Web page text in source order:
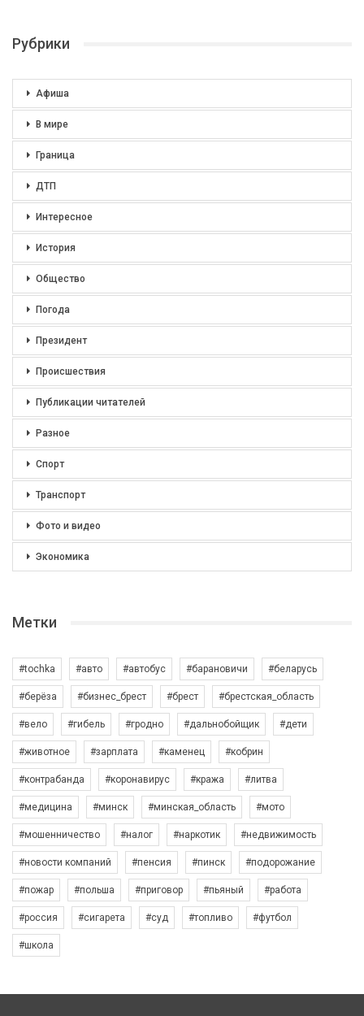
Рубрики
Афиша
В мире
Граница
ДТП
Интересное
История
Общество
Погода
Президент
Происшествия
Публикации читателей
Разное
Спорт
Транспорт
Фото и видео
Экономика
Метки
#tochka #авто #автобус #барановичи #беларусь
#берёза #бизнес_брест #брест #брестская_область
#вело #гибель #гродно #дальнобойщик #дети
#животное #зарплата #каменец #кобрин
#контрабанда #коронавирус #кража #литва
#медицина #минск #минская_область #мото
#мошенничество #налог #наркотик #недвижимость
#новости компаний #пенсия #пинск #подорожание
#пожар #польша #приговор #пьяный #работа
#россия #сигарета #суд #топливо #футбол
#школа